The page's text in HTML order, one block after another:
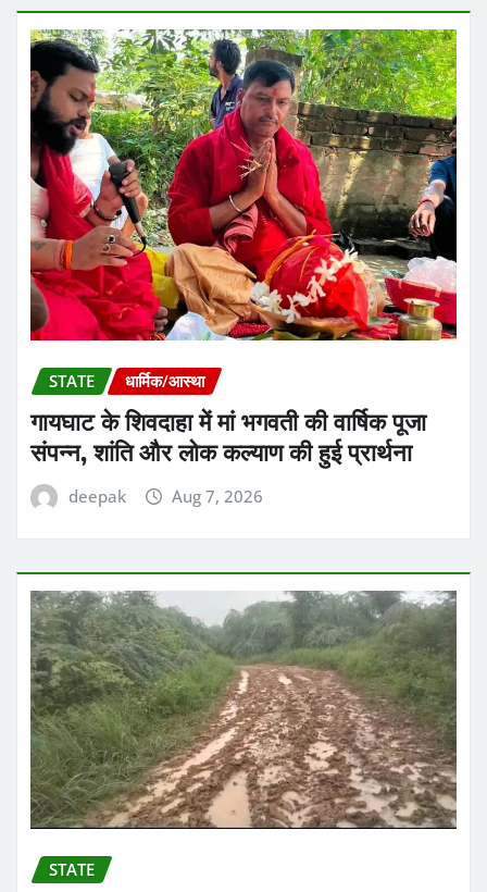
STATE धार्मिक/आस्था
गायघाट के शिवदाहा में मां भगवती की वार्षिक पूजा
संपन्न, शांति और लोक कल्याण की हुई प्रार्थना
deepak Aug 7, 2026
STATE